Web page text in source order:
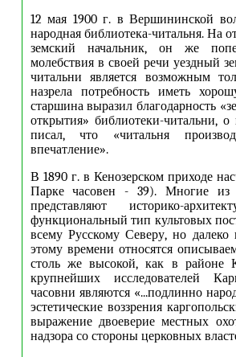
12 мая 1900 г. в Вершининской
народная библиотека-читальня. На
земский начальник, он же
молебствия в своей речи уездный
читальни является возможным
назрела потребность иметь
старшина выразил благодарность
открытия» библиотеки-читальни,
писал, что «читальня
впечатление».
В 1890 г. в Кенозерском приходе
Парке часовен - 39). Многие
представляют историко-
функциональный тип культовых
всему Русскому Северу, но
этому времени относятся
столь же высокой, как в районе
крупнейших исследователей
часовни являются «...подлинно
эстетические воззрения
выражение двоеверие местных
надзора со стороны церковных